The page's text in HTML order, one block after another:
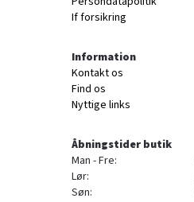
If forsikring
Information
Kontakt os
Find os
Nyttige links
Åbningstider butik
Man - Fre:
Lør:
Søn: